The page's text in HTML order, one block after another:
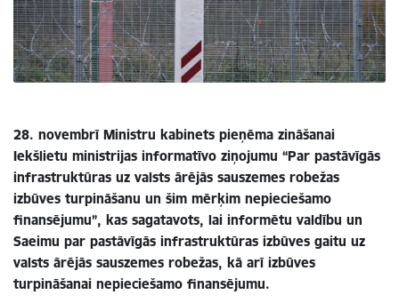
28. novembrī Ministru kabinets pieņēma zināšanai
Iekšlietu ministrijas informatīvo ziņojumu “Par pastāvīgās
infrastruktūras uz valsts ārējās sauszemes robežas
izbūves turpināšanu un šim mērķim nepieciešamo
finansējumu”, kas sagatavots, lai informētu valdību un
Saeimu par pastāvīgās infrastruktūras izbūves gaitu uz
valsts ārējās sauszemes robežas, kā arī izbūves
turpināšanai nepieciešamo finansējumu.